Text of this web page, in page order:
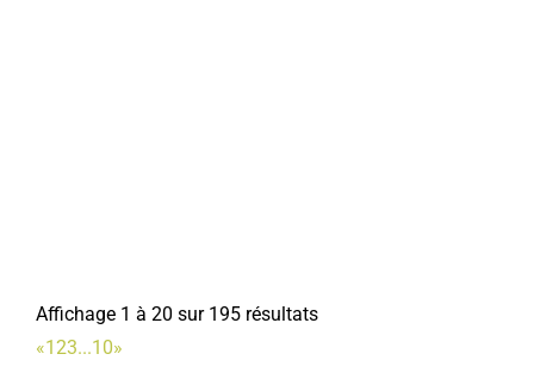
Affichage 1 à 20 sur 195 résultats
«123...10»